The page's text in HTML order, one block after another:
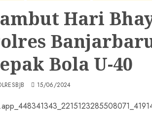
Hari
Bola U-40
15/06/2024